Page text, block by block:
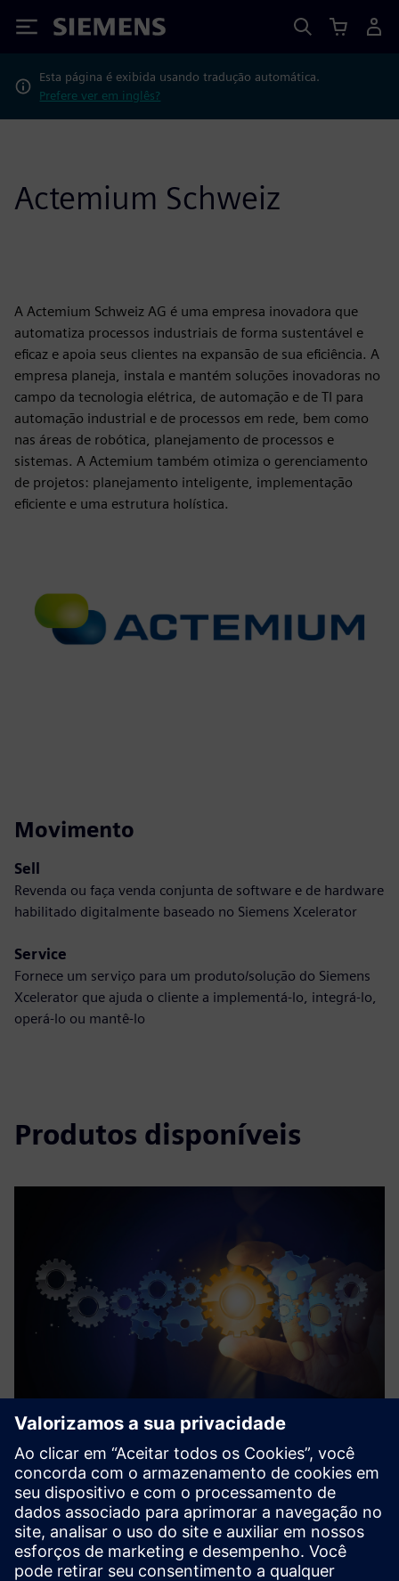
Siemens
Esta página é exibida usando tradução automática.
Prefere ver em inglês?
Actemium Schweiz
A Actemium Schweiz AG é uma empresa inovadora que
automatiza processos industriais de forma sustentável e
eficaz e apoia seus clientes na expansão de sua eficiência. A
empresa planeja, instala e mantém soluções inovadoras no
campo da tecnologia elétrica, de automação e de TI para
automação industrial e de processos em rede, bem como
nas áreas de robótica, planejamento de processos e
sistemas. A Actemium também otimiza o gerenciamento
de projetos: planejamento inteligente, implementação
eficiente e uma estrutura holística.
Movimento
Sell
Revenda ou faça venda conjunta de software e de hardware
habilitado digitalmente baseado no Siemens Xcelerator
Service
Fornece um serviço para um produto/solução do Siemens
Xcelerator que ajuda o cliente a implementá-lo, integrá-lo,
operá-lo ou mantê-lo
Produtos disponíveis
Process Device Library
A Process Device Library é uma biblioteca PLC intersetorial.
Ele é usado para configurar sistemas de automação e
controle de processos para várias áreas.